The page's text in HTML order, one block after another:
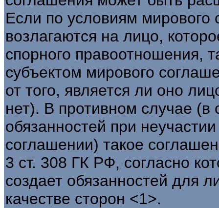
Если по условиям мирового
возлагаются на лицо,
спорного правоотношения,
субъектом мирового
от того, является ли оно
нет). В противном случае
обязанностей при
соглашении) такое
3 ст. 308 ГК РФ, согласно
создает обязанностей для
качестве сторон <1>.